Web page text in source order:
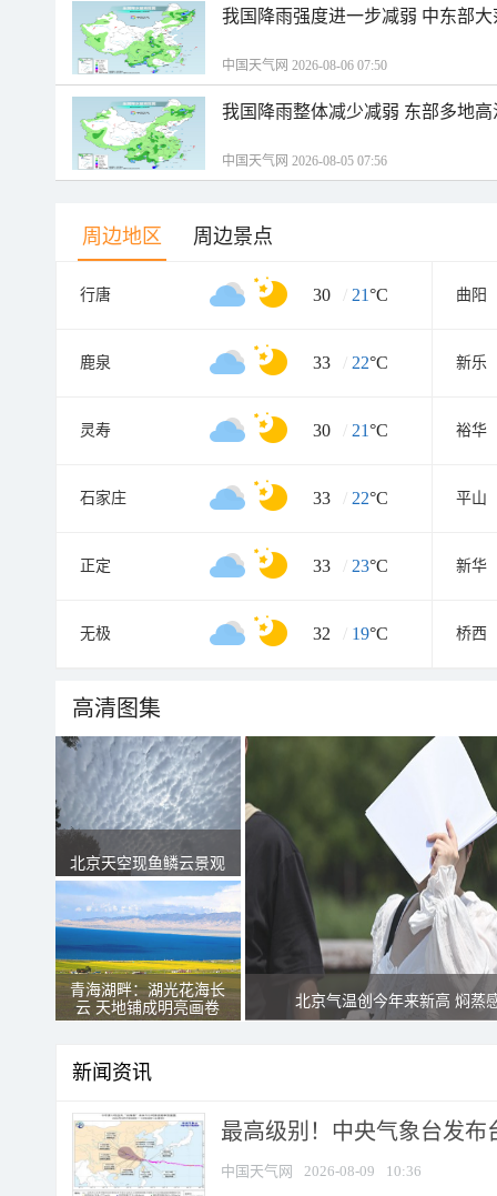
我国降雨强度进一步减弱 中东部
中国天气网 2026-08-06 07:50
我国降雨整体减少减弱 东部多地
中国天气网 2026-08-05 07:56
周边地区 周边景点
行唐 30 / 21°C 曲阳
鹿泉 33 / 22°C 新乐
灵寿 30 / 21°C 裕华
石家庄 33 / 22°C 平山
正定 33 / 23°C 新华
无极 32 / 19°C 桥西
高清图集
北京天空现鱼鳞云景观
青海湖畔：湖光花海长
云 天地铺成明亮画卷
北京气温创今年来新高 焖蒸
新闻资讯
最高级别！中央气象台发布
中国天气网 2026-08-09 10:36